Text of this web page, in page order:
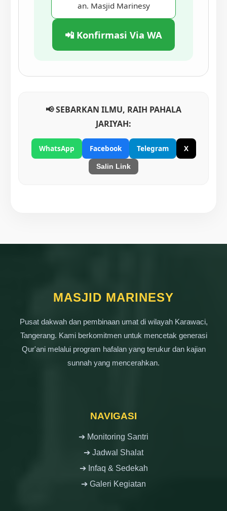
an. Masjid Marinesy
📲 Konfirmasi Via WA
📢 SEBARKAN ILMU, RAIH PAHALA
JARIYAH:
WhatsApp Facebook Telegram X
Salin Link
MASJID MARINESY
Pusat dakwah dan pembinaan umat di wilayah Karawaci,
Tangerang. Kami berkomitmen untuk mencetak generasi
Qur'ani melalui program hafalan yang terukur dan kajian
sunnah yang mencerahkan.
NAVIGASI
➔ Monitoring Santri
➔ Jadwal Shalat
➔ Infaq & Sedekah
➔ Galeri Kegiatan